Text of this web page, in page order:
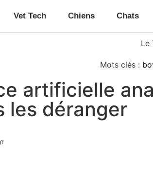
Vet Tech Chiens Chats
Le
Mots clés :
artificielle
les déranger